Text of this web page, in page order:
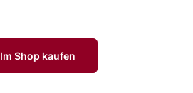
Im Shop kaufen